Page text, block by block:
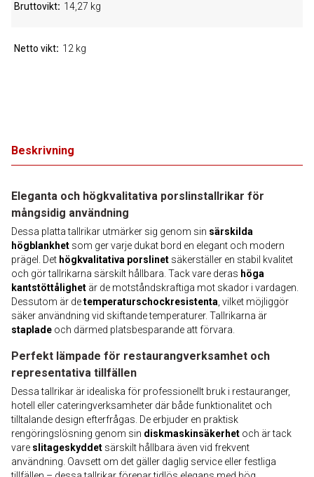
Beskrivning
Eleganta och högkvalitativa porslinstallrikar för
mångsidig användning
Dessa platta tallrikar utmärker sig genom sin särskilda
högblankhet som ger varje dukat bord en elegant och modern
prägel. Det högkvalitativa porslinet säkerställer en stabil kvalitet
och gör tallrikarna särskilt hållbara. Tack vare deras höga
kantstöttålighet är de motståndskraftiga mot skador i vardagen.
Dessutom är detemperaturschockresistenta , vilket möjliggör
säker användning vid skiftande temperaturer. Tallrikarna är
staplade och därmed platsbesparande att förvara.
Perfekt lämpade för restaurangverksamhet och
representativa tillfällen
Dessa tallrikar är idealiska för professionellt bruk i restauranger,
hotell eller cateringverksamheter där både funktionalitet och
tilltalande design efterfrågas. De erbjuder en praktisk
rengöringslösning genom sin diskmaskinsäkerhet och är tack
vare slitageskyddet särskilt hållbara även vid frekvent
användning. Oavsett om det gäller daglig service eller festliga
Bruttovikt 14,27 kg
Netto vikt 12 kg